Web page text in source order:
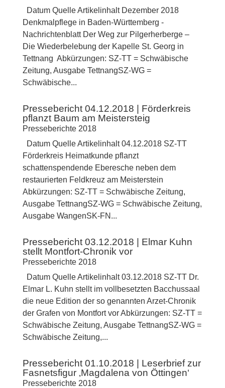
Datum Quelle Artikelinhalt Dezember 2018
Denkmalpflege in Baden-Württemberg -
Nachrichtenblatt Der Weg zur Pilgerherberge –
Die Wiederbelebung der Kapelle St. Georg in
Tettnang Abkürzungen: SZ-TT = Schwäbische
Zeitung, Ausgabe TettnangSZ-WG =
Schwäbische...
Pressebericht 04.12.2018 | Förderkreis
pflanzt Baum am Meistersteig
Presseberichte 2018
Datum Quelle Artikelinhalt 04.12.2018 SZ-TT
Förderkreis Heimatkunde pflanzt
schattenspendende Eberesche neben dem
restaurierten Feldkreuz am Meisterstein
Abkürzungen: SZ-TT = Schwäbische Zeitung,
Ausgabe TettnangSZ-WG = Schwäbische Zeitung,
Ausgabe WangenSK-FN...
Pressebericht 03.12.2018 | Elmar Kuhn
stellt Montfort-Chronik vor
Presseberichte 2018
Datum Quelle Artikelinhalt 03.12.2018 SZ-TT Dr.
Elmar L. Kuhn stellt im vollbesetzten Bacchussaal
die neue Edition der so genannten Arzet-Chronik
der Grafen von Montfort vor Abkürzungen: SZ-TT =
Schwäbische Zeitung, Ausgabe TettnangSZ-WG =
Schwäbische Zeitung,...
Pressebericht 01.10.2018 | Leserbrief zur
Fasnetsfigur ‚Magdalena von Öttingen‘
Presseberichte 2018